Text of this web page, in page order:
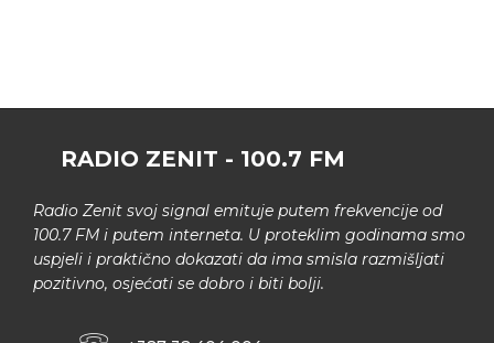
RADIO ZENIT - 100.7 FM
Radio Zenit svoj signal emituje putem frekvencije od
100.7 FM i putem interneta. U proteklim godinama smo
uspjeli i praktično dokazati da ima smisla razmišljati
pozitivno, osjećati se dobro i biti bolji.